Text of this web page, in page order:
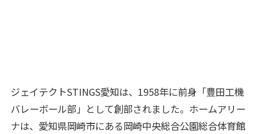
ジェイテクトSTINGS愛知は、1958年に前身「豊田工機
バレーボール部」として創部されました。ホームアリー
ナは、愛知県岡崎市にある岡崎中央総合公園総合体育館